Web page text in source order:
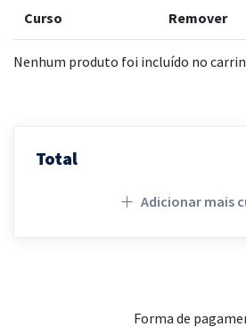
Curso Remover
Nenhum produto foi incluído no
Total
Adicionar mais
Forma de